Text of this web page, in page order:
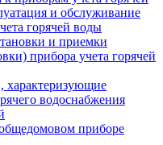
и обслуживание
горячей воды
и приемки
прибора учета горячей
характеризующие
водоснабжения
приборе